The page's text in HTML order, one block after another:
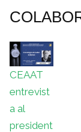
CEAAT
entrevist
a al
president